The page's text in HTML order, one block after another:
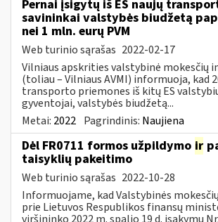
Pernai įsigytų iš ES naujų
savininkai valstybės biudžetą
nei 1 mln. eurų PVM
Web turinio sąrašas 2022-02-17
Vilniaus apskrities valstybinė mokesčių
(toliau – Vilniaus AVMI) informuoja, kad
transporto priemones iš kitų ES
gyventojai, valstybės biudžetą...
Metai: 2022 Pagrindinis: Naujiena
Dėl FR0711 formos užpildymo ir
taisyklių pakeitimo
Web turinio sąrašas 2022-10-28
Informuojame, kad Valstybinės
prie Lietuvos Respublikos finansų
viršininko 2022 m. spalio 19 d. įsakymu